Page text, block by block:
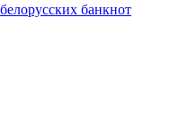
банкнот